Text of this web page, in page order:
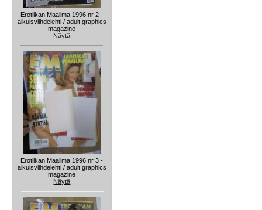
Erotiikan Maailma 1996 nr 2 -
aikuisviihdelehti / adult graphics
magazine
Näytä
Erotiikan Maailma 1996 nr 3 -
aikuisviihdelehti / adult graphics
magazine
Näytä